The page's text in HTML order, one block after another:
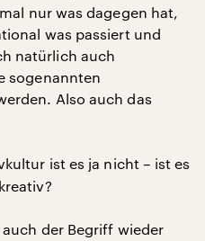
nur was dagegen hat,
was passiert und
natürlich auch
sogenannten
Also auch das
ist es ja nicht – ist es
auch der Begriff wieder